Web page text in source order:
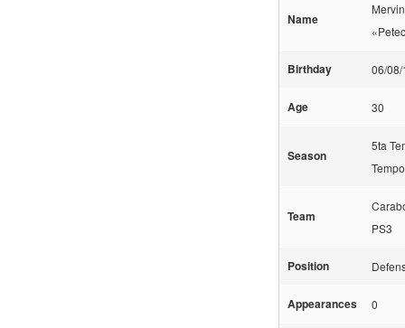
Name
Birthday 06/
Age 30
Season
5ta
Team
PS3
Position
Appearances 0